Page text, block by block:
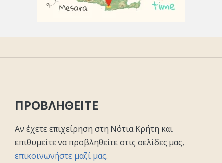
ΠΡΟΒΛΗΘΕΙΤΕ
Αν έχετε επιχείρηση στη Νότια Κρήτη και
επιθυμείτε να προβληθείτε στις σελίδες μας,
επικοινωνήστε μαζί μας.